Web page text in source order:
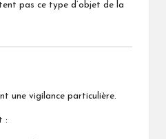
pas ce type d’objet de la
une vigilance particulière.
: